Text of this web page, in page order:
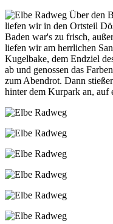
Über den
liefen wir in den Ortsteil
Baden war's zu frisch,
liefen wir am herrlichen
Kugelbake, dem Endziel
ab und genossen das
zum Abendrot. Dann
hinter dem Kurpark an, auf